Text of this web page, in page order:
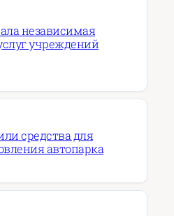
независимая
учреждений
средства для
автопарка